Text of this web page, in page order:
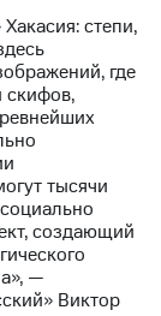
степи,
где
скифов,
тысячи
создающий
—
Виктор